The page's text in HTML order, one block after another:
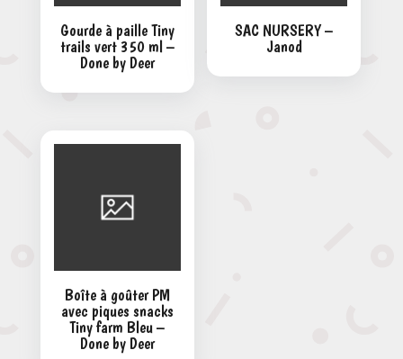
Gourde à paille Tiny
trails vert 350 ml –
Done by Deer
SAC NURSERY –
Janod
Boîte à goûter PM
avec piques snacks
Tiny farm Bleu –
Done by Deer